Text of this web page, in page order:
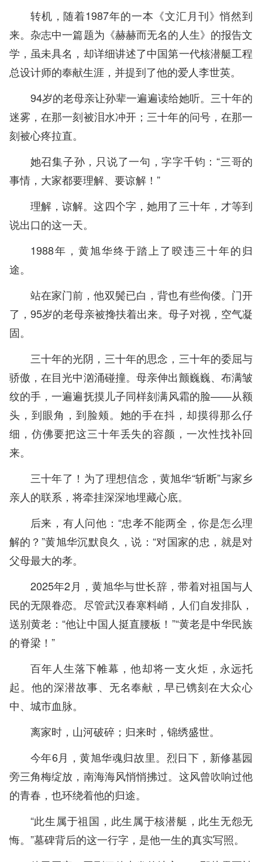
转机，随着1987年的一本《文汇月刊》悄然到
来。杂志中一篇题为《赫赫而无名的人生》的报告文
学，虽未具名，却详细讲述了中国第一代核潜艇工程
总设计师的奉献生涯，并提到了他的爱人李世英。
94岁的老母亲让孙辈一遍遍读给她听。三十年的
迷雾，在那一刻被泪水冲开；三十年的问号，在那一
刻被心疼拉直。
她召集子孙，只说了一句，字字千钧：“三哥的
事情，大家都要理解、要谅解！”
理解，谅解。这四个字，她用了三十年，才等到
说出口的这一天。
1988年，黄旭华终于踏上了暌违三十年的归
途。
站在家门前，他双鬓已白，背也有些佝偻。门开
了，95岁的老母亲被搀扶着出来。母子对视，空气凝
固。
三十年的光阴，三十年的思念，三十年的委屈与
骄傲，在目光中汹涌碰撞。母亲伸出颤巍巍、布满皱
纹的手，一遍遍抚摸儿子同样刻满风霜的脸——从额
头，到眼角，到脸颊。她的手在抖，却摸得那么仔
细，仿佛要把这三十年丢失的容颜，一次性找补回
来。
三十年了！为了理想信念，黄旭华“斩断”与家乡
亲人的联系，将牵挂深深地埋藏心底。
后来，有人问他：“忠孝不能两全，你是怎么理
解的？”黄旭华沉默良久，说：“对国家的忠，就是对
父母最大的孝。
2025年2月，黄旭华与世长辞，带着对祖国与人
民的无限眷恋。尽管武汉春寒料峭，人们自发排队，
送别黄老：“他让中国人挺直腰板！”“黄老是中华民族
的脊梁！”
百年人生落下帷幕，他却将一支火炬，永远托
起。他的深潜故事、无名奉献，早已镌刻在大众心
中、城市血脉。
离家时，山河破碎；归来时，锦绣盛世。
今年6月，黄旭华魂归故里。烈日下，新修墓园
旁三角梅绽放，南海海风悄悄拂过。这风曾吹响过他
的青春，也环绕着他的归途。
“此生属于祖国，此生属于核潜艇，此生无怨无
悔。”墓碑背后的这一行字，是他一生的真实写照。